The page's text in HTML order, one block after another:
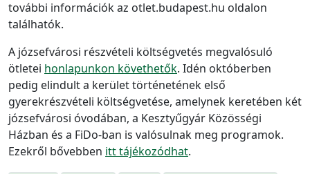
további információk az otlet.budapest.hu oldalon
találhatók.
A józsefvárosi részvételi költségvetés megvalósuló
ötletei honlapunkon követhetők. Idén októberben
pedig elindult a kerület történetének első
gyerekrészvételi költségvetése, amelynek keretében két
józsefvárosi óvodában, a Kesztyűgyár Közösségi
Házban és a FiDo-ban is valósulnak meg programok.
Ezekről bővebben itt tájékozódhat.